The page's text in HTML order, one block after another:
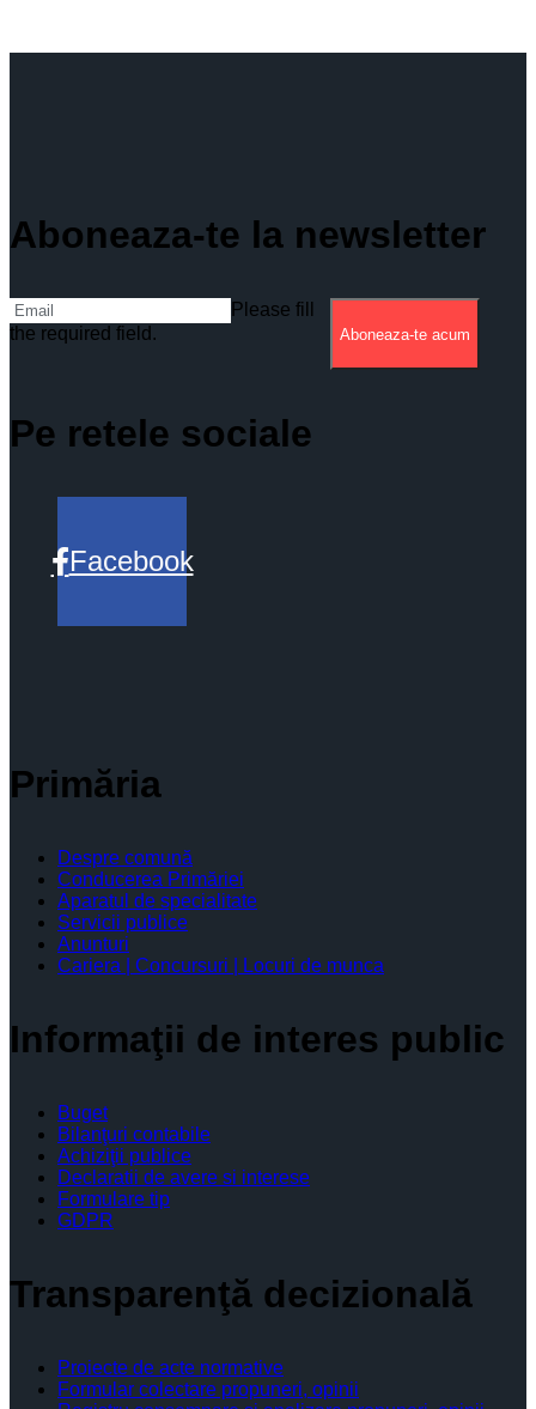
Aboneaza-te la newsletter
Please fill
the required field.
Aboneaza-te acum
Pe retele sociale
Facebook
Primăria
Despre comună
Conducerea Primăriei
Aparatul de specialitate
Servicii publice
Anunturi
Cariera | Concursuri | Locuri de munca
Informaţii de interes public
Buget
Bilanţuri contabile
Achiziţii publice
Declaratii de avere si interese
Formulare tip
GDPR
Transparenţă decizională
Proiecte de acte normative
Formular colectare propuneri, opinii